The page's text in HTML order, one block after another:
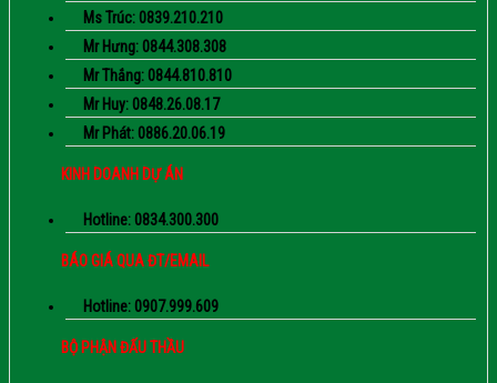
Ms Trúc: 0839.210.210
Mr Hưng: 0844.308.308
Mr Thắng: 0844.810.810
Mr Huy: 0848.26.08.17
Mr Phát: 0886.20.06.19
KINH DOANH DỰ ÁN
Hotline: 0834.300.300
BÁO GIÁ QUA ĐT/EMAIL
Hotline: 0907.999.609
BỘ PHẬN ĐẤU THẦU